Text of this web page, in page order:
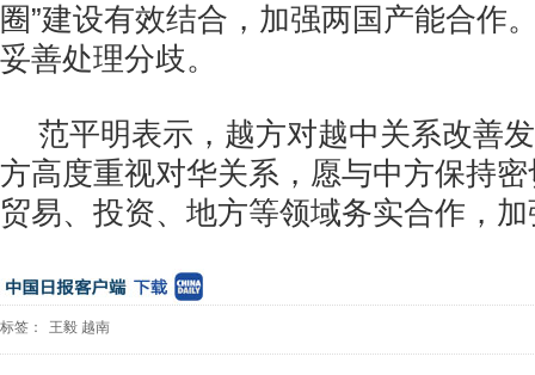
圈”建设有效结合，加强两国产能合作
妥善处理分歧。
范平明表示，越方对越中关系改善
方高度重视对华关系，愿与中方保持
贸易、投资、地方等领域务实合作，
标签： 王毅 越南